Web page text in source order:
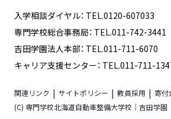
入学相談ダイヤル： TEL.0120-607033
専門学校総合事務局： TEL.011-742-3441
吉田学園法人本部： TEL.011-711-6070
キャリア支援センター： TEL.011-711-
関連リンク サイトポリシー 教員採用 寄付
(C) 専門学校北海道自動車整備大学校｜吉田学園